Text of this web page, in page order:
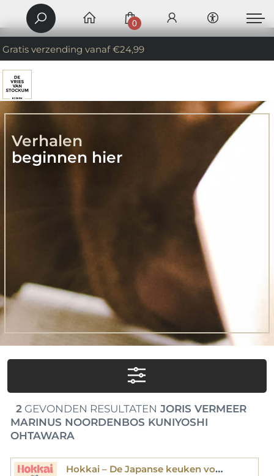
Gratis verzending vanaf €24,99
0
Verhalen
beginnen hier
2GEVONDEN RESULTATEN JORIS VERMEER
MARINUS NOORDENBOS KUNIYOSHI
OHTAWARA
Hokkai – De Japanse keuken voor de thuiskok